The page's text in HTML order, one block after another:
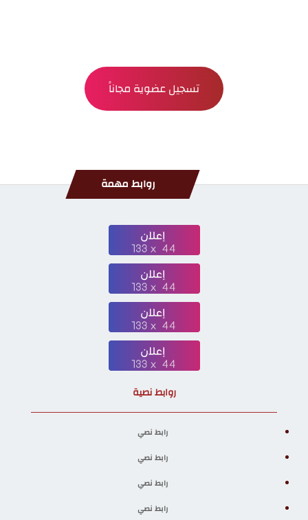
تسجيل عضوية مجاناً
روابط مهمة
روابط نصية
رابط نصي
رابط نصي
رابط نصي
رابط نصي